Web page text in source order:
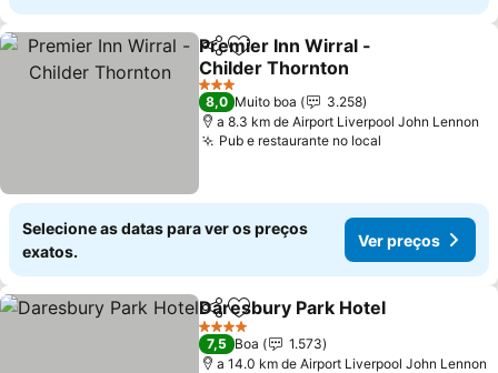
PartilharAdicionar aos favoritos
Premier Inn Wirral -
Childer Thornton
3 Estrelas
8,0 Muito boa
3.258
a 8.3 km de Airport Liverpool John Lennon
Pub e restaurante no local
Selecione as datas para ver os preços
exatos.
Ver preços
PartilharAdicionar aos favoritos
Daresbury Park Hotel
4 Estrelas
7,5 Boa
1.573
a 14.0 km de Airport Liverpool John Lennon